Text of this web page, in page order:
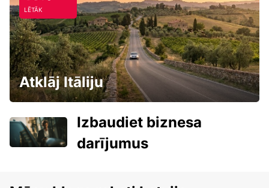
LĒTĀK
Atklāj Itāliju
Izbaudiet biznesa
darījumus